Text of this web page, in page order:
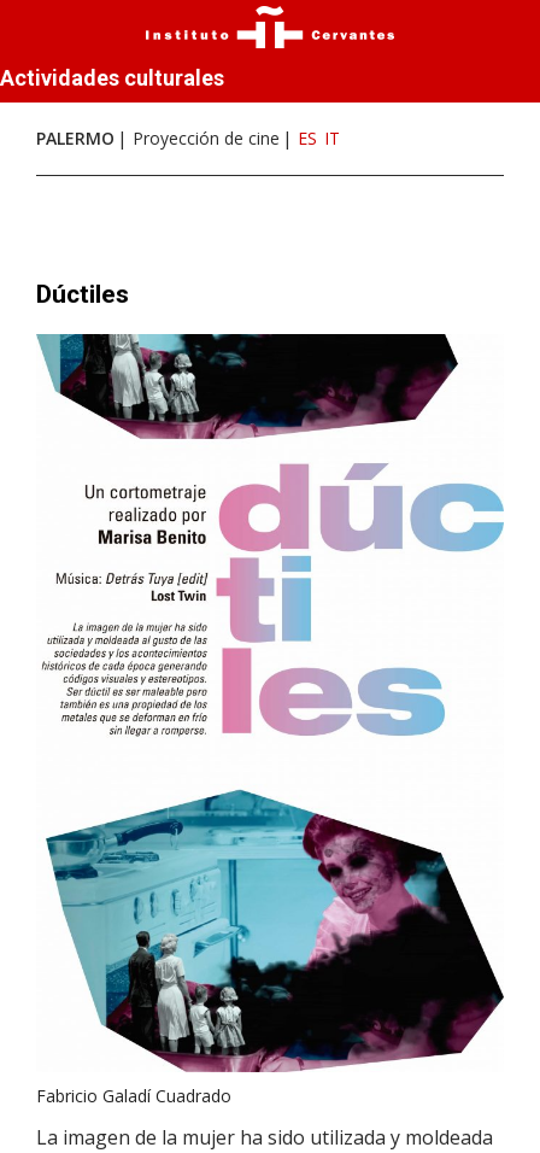
Actividades culturales
PALERMO Proyección de cine ES IT
Dúctiles
Fabricio Galadí Cuadrado
La imagen de la mujer ha sido utilizada y moldeada